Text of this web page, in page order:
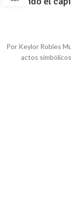
Por Keylor Robles
actos